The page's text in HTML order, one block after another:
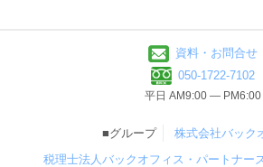
資料・お問合せ
050-1722-7102
平日 AM9:00 ― PM6:00
■グループ
株式会社バック
税理士法人バックオフィス・パートナー